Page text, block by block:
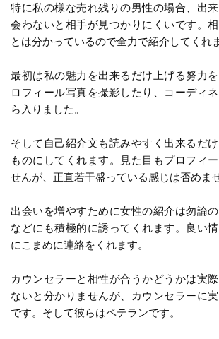
特に私の様な売れ残りの男性の場合、出
会わないと相手が見つかりにくいです。
とは分かっているので全力で紹介してくれ
最初は私の魅力を出来るだけ上げる努力
ロフィール写真を撮影したり、コーディ
ら入りました。
そして自己紹介文も読みやすく出来るだ
ものにしてくれます。見た目もプロフィ
せんが、正直若干盛っている感じは否めま
出会いを増やすために女性の紹介は勿論
などにも積極的に誘ってくれます。良い
にこまめに連絡をくれます。
カウンセラーと相性が合うかどうかは実
ないと分かりませんが、カウンセラーに
です。そして彼らはベテランです。